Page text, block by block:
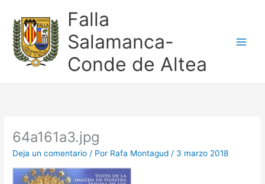
contenido
Falla
Salamanca-
Conde de Altea
64a161a3.jpg
Deja un comentario / Por Rafa Montagud/ 3 marzo 2018